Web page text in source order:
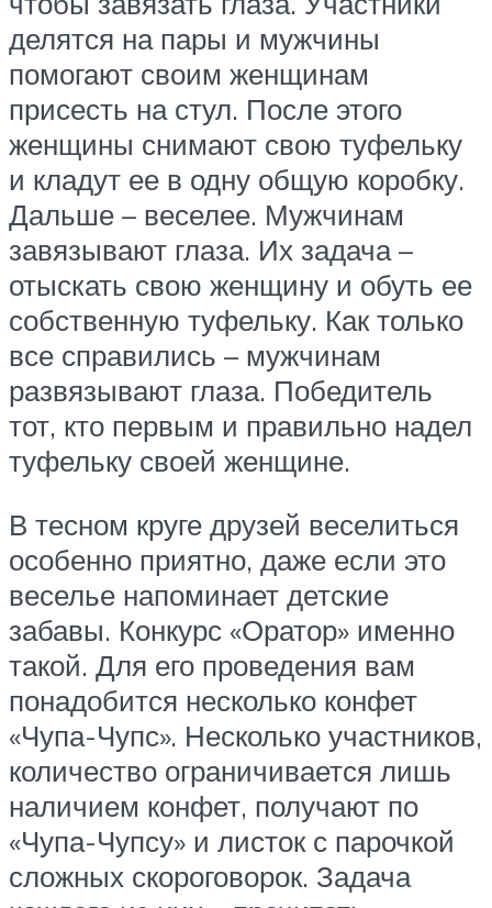
делятся на пары и мужчины
помогают своим женщинам
присесть на стул. После этого
женщины снимают свою туфельку
и кладут ее в одну общую коробку.
Дальше – веселее. Мужчинам
завязывают глаза. Их задача –
отыскать свою женщину и обуть ее
собственную туфельку. Как только
все справились – мужчинам
развязывают глаза. Победитель
тот, кто первым и правильно надел
туфельку своей женщине.
В тесном круге друзей веселиться
особенно приятно, даже если это
веселье напоминает детские
забавы. Конкурс «Оратор» именно
такой. Для его проведения вам
понадобится несколько конфет
«Чупа-Чупс». Несколько участников,
количество ограничивается лишь
наличием конфет, получают по
«Чупа-Чупсу» и листок с парочкой
сложных скороговорок. Задача